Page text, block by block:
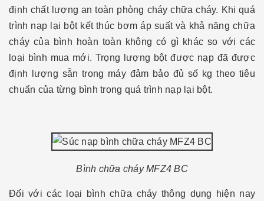
định chất lượng an toàn phòng cháy chữa cháy. Khi quá
trình nạp lại bột kết thúc bơm áp suất và khả năng chữa
cháy của bình hoàn toàn không có gì khác so với các
loại bình mua mới. Trọng lượng bột được nạp đã được
định lượng sẵn trong máy đảm bảo đủ số kg theo tiêu
chuẩn của từng bình trong quá trình nạp lại bột.
Bình chữa cháy MFZ4 BC
Đối với các loại bình chữa cháy thông dụng hiện nay